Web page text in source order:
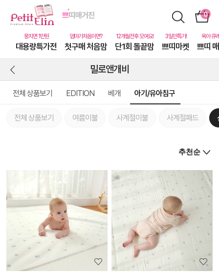
대용량특가전 첫구매 처음맘 단1회 돌끝맘 쁘띠마켓 쁘띠
밀로앤개비
전체 상품보기 EDITION 베개 아기/유아침구
전체 상품보기 여름이불 사계절이불 사계절패드
상
품
상
세
정
보